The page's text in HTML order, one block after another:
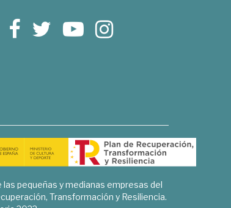
las pequeñas y medianas empresas del
Transformación y Resiliencia.